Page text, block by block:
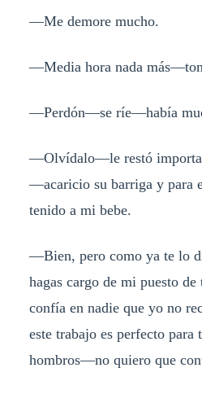
—Me demore mucho.
—Media hora nada
—Perdón—se ríe—había
—Olvídalo—le restó
—acaricio su barriga y para
tenido a mi bebe.
—Bien, pero como ya te lo
hagas cargo de mi puesto
confía en nadie que yo no
este trabajo es perfecto
hombros—no quiero que